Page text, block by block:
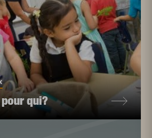
qui?